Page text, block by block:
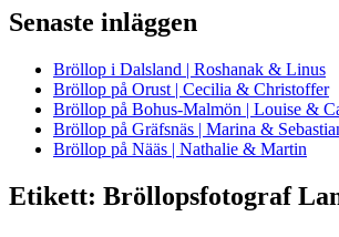
Senaste inläggen
Bröllop i Dalsland | Roshanak & Linus
Bröllop på Orust | Cecilia & Christoffer
Bröllop på Bohus-Malmön | Louise &
Bröllop på Gräfsnäs | Marina &
Bröllop på Nääs | Nathalie & Martin
Etikett: Bröllopsfotograf